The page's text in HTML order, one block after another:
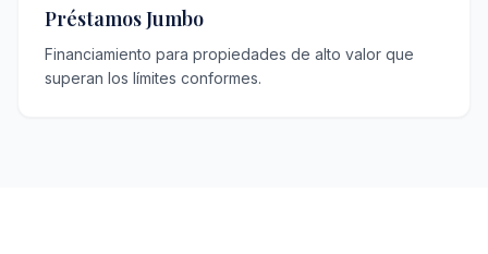
Préstamos Jumbo
Financiamiento para propiedades de alto valor que
superan los límites conformes.